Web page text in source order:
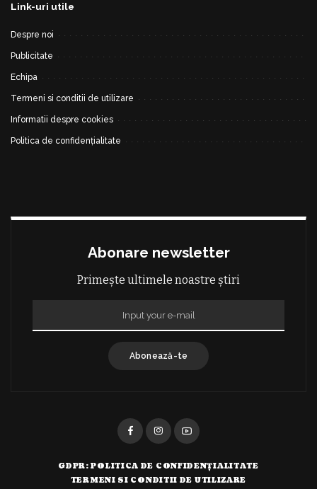
Link-uri utile
Despre noi
Publicitate
Echipa
Termeni si conditii de utilizare
Informatii despre cookies
Politica de confidențialitate
Abonare newsletter
Primește ultimele noastre știri
Abonează-te
GDPR: POLITICA DE CONFIDENȚIALITATE
TERMENI SI CONDITII DE UTILIZARE